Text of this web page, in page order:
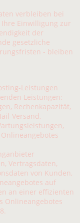
verbleiben bei
Einwilligung zur
der
gesetzliche
- bleiben
Leistungen
Leistungen:
Rechenkapazität,
Versand,
Vertragsdaten,
von Kunden,
auf
an einer effizienten
Onlineangebotes